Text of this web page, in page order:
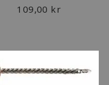
109,00 kr